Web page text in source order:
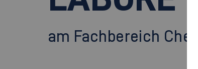
am Fachbereich